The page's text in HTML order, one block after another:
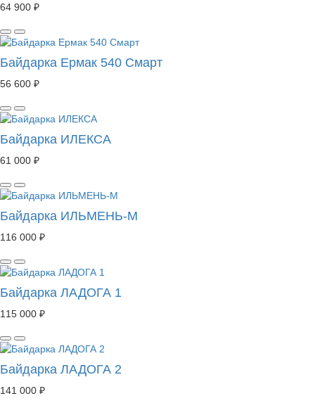
64 900 ₽
Байдарка Ермак 540 Смарт
56 600 ₽
Байдарка ИЛЕКСА
61 000 ₽
Байдарка ИЛЬМЕНЬ-М
116 000 ₽
Байдарка ЛАДОГА 1
115 000 ₽
Байдарка ЛАДОГА 2
141 000 ₽